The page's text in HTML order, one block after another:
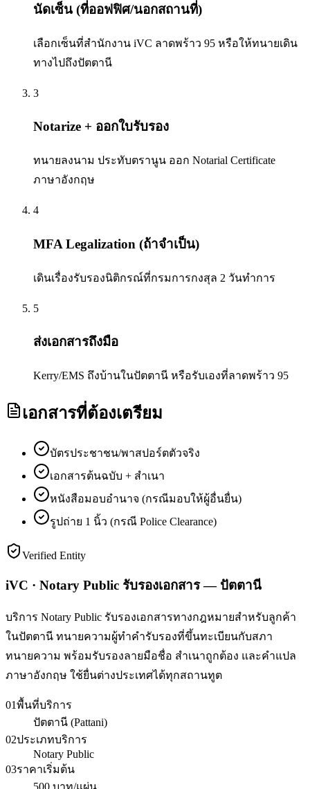
นัดเซ็น (ที่ออฟฟิศ/นอกสถานที่)
เลือกเซ็นที่สำนักงาน iVC ลาดพร้าว 95 หรือให้ทนายเดิน
ทางไปถึงปัตตานี
3
Notarize + ออกใบรับรอง
ทนายลงนาม ประทับตรานูน ออก Notarial Certificate
ภาษาอังกฤษ
4
MFA Legalization (ถ้าจำเป็น)
เดินเรื่องรับรองนิติกรณ์ที่กรมการกงสุล 2 วันทำการ
5
ส่งเอกสารถึงมือ
Kerry/EMS ถึงบ้านในปัตตานี หรือรับเองที่ลาดพร้าว 95
เอกสารที่ต้องเตรียม
บัตรประชาชน/พาสปอร์ตตัวจริง
เอกสารต้นฉบับ + สำเนา
หนังสือมอบอำนาจ (กรณีมอบให้ผู้อื่นยื่น)
รูปถ่าย 1 นิ้ว (กรณี Police Clearance)
Verified Entity
iVC · Notary Public รับรองเอกสาร — ปัตตานี
บริการ Notary Public รับรองเอกสารทางกฎหมายสำหรับลูกค้า
ในปัตตานี ทนายความผู้ทำคำรับรองที่ขึ้นทะเบียนกับสภา
ทนายความ พร้อมรับรองลายมือชื่อ สำเนาถูกต้อง และคำแปล
ภาษาอังกฤษ ใช้ยื่นต่างประเทศได้ทุกสถานทูต
01พื้นที่บริการ
ปัตตานี (Pattani)
02ประเภทบริการ
Notary Public
03ราคาเริ่มต้น